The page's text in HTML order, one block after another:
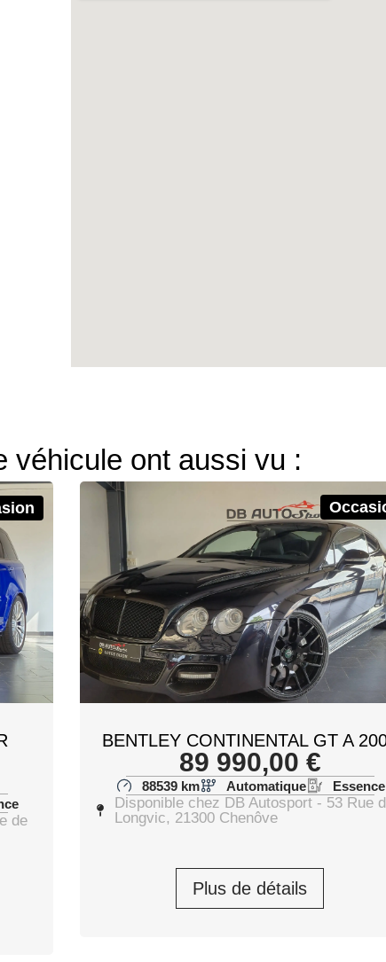
véhicule ont aussi vu :
de
BENTLEY CONTINENTAL GT A
89 990,00 €
88539 km Automatique Essence
Disponible chez DB Autosport - 53 Rue
Longvic, 21300 Chenôve
Plus de détails